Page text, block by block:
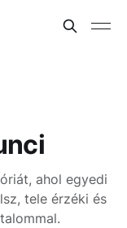
ahol egyedi
tele érzéki és